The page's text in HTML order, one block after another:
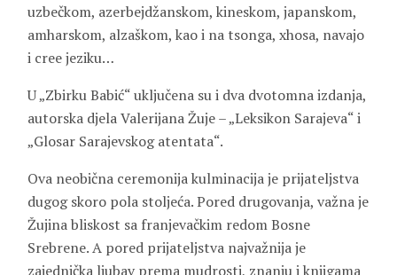
uzbečkom, azerbejdžanskom, kineskom, japanskom,
amharskom, alzaškom, kao i na tsonga, xhosa, navajo
i cree jeziku…
U „Zbirku Babić“ uključena su i dva dvotomna izdanja,
autorska djela Valerijana Žuje – „Leksikon Sarajeva“ i
„Glosar Sarajevskog atentata“.
Ova neobična ceremonija kulminacija je prijateljstva
dugog skoro pola stoljeća. Pored drugovanja, važna je
Žujina bliskost sa franjevačkim redom Bosne
Srebrene. A pored prijateljstva najvažnija je
zajednička ljubav prema mudrosti, znanju i knjigama